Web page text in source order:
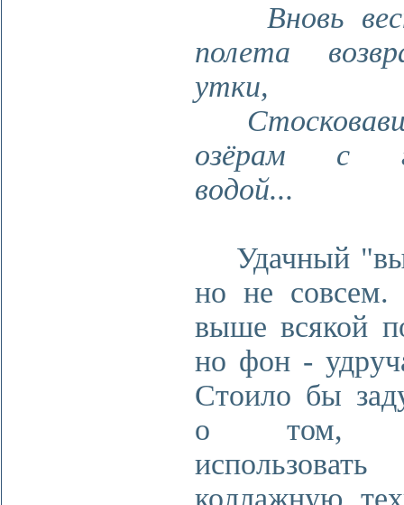
Вновь
полета
утки,
озёрам с
водой...
Удачный
но не
выше всякой
но фон -
Стоило бы
о том,
использовать